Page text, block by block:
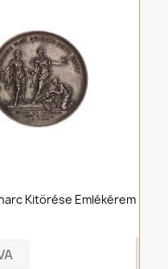
Kitörése Emlékérem